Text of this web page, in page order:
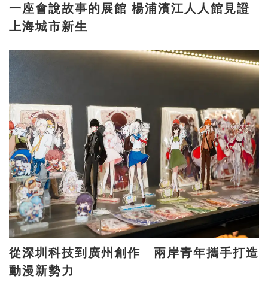
一座會說故事的展館 楊浦濱江人人館見證
上海城市新生
從深圳科技到廣州創作 兩岸青年攜手打造
動漫新勢力